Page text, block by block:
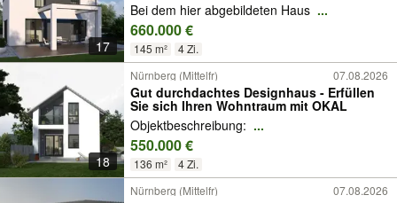
17
Bei dem hier abgebildeten Haus ...
660.000 €
145 m² 4 Zi.
18
Nürnberg (Mittelfr) 07.08.2026
Gut durchdachtes Designhaus - Erfüllen
Sie sich Ihren Wohntraum mit OKAL
Objektbeschreibung: ...
550.000 €
136 m²
4 Zi.
Nürnberg (Mittelfr)
07.08.2026